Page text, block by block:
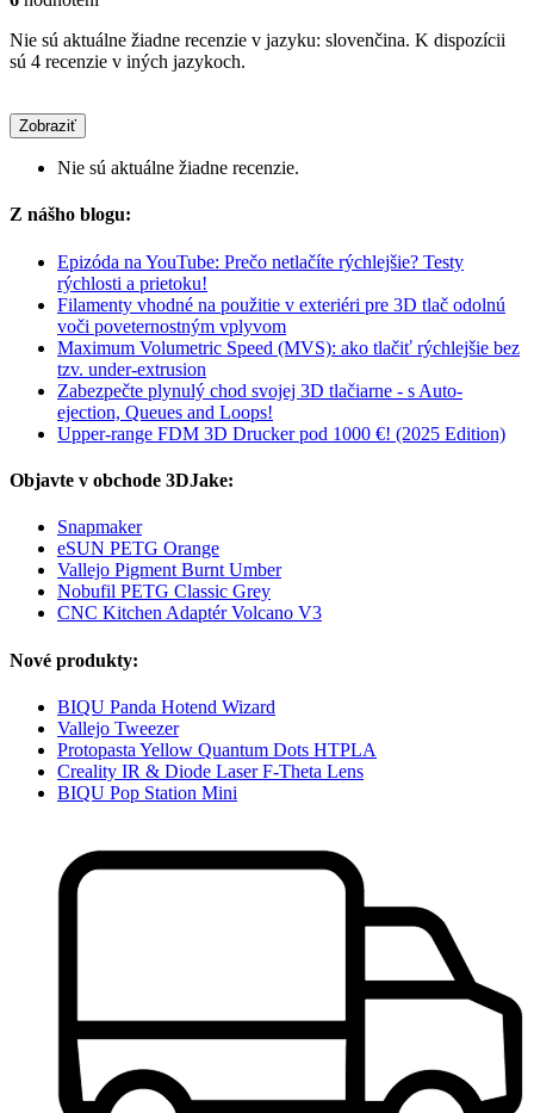
Nie sú aktuálne žiadne recenzie v jazyku: slovenčina. K dispozícii
sú 4 recenzie v iných jazykoch.
Zobraziť
Nie sú aktuálne žiadne recenzie.
Z nášho blogu:
Epizóda na YouTube: Prečo netlačíte rýchlejšie? Testy
rýchlosti a prietoku!
Filamenty vhodné na použitie v exteriéri pre 3D tlač odolnú
voči poveternostným vplyvom
Maximum Volumetric Speed (MVS): ako tlačiť rýchlejšie bez
tzv. under-extrusion
Zabezpečte plynulý chod svojej 3D tlačiarne - s Auto-
ejection, Queues and Loops!
Upper-range FDM 3D Drucker pod 1000 €! (2025 Edition)
Objavte v obchode 3DJake:
Snapmaker
eSUN PETG Orange
Vallejo Pigment Burnt Umber
Nobufil PETG Classic Grey
CNC Kitchen Adaptér Volcano V3
Nové produkty:
BIQU Panda Hotend Wizard
Vallejo Tweezer
Protopasta Yellow Quantum Dots HTPLA
Creality IR & Diode Laser F-Theta Lens
BIQU Pop Station Mini